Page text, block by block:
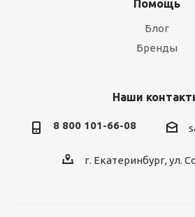
Помощь
Блог
Бренды
Наши
8 800 101-66-08
г. Екатеринбург, ул.